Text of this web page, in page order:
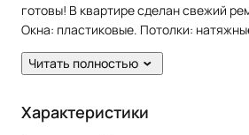
готовы! В квартире сделан свежий
Окна: пластиковые. Потолки:
Из мебели остается: кухонный
Читать полностью
Характеристики